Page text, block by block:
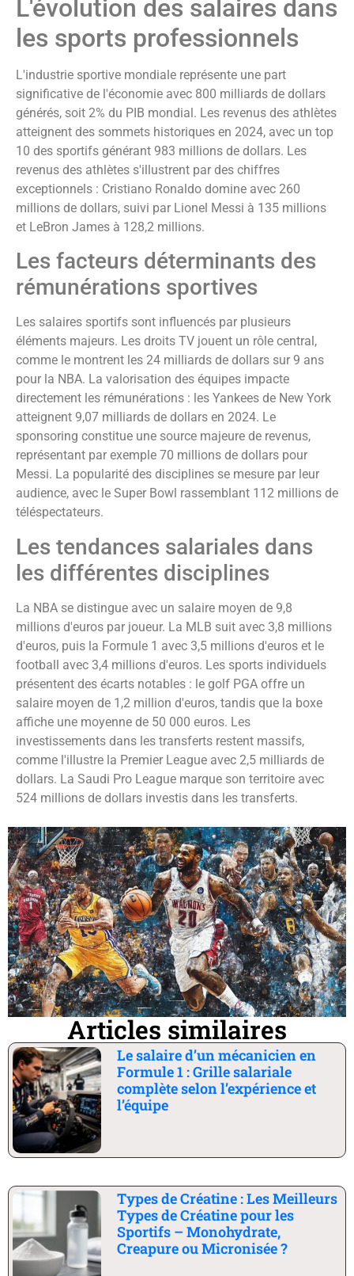
L'évolution des salaires dans
les sports professionnels
L'industrie sportive mondiale représente une part
significative de l'économie avec 800 milliards de dollars
générés, soit 2% du PIB mondial. Les revenus des athlètes
atteignent des sommets historiques en 2024, avec un top
10 des sportifs générant 983 millions de dollars. Les
revenus des athlètes s'illustrent par des chiffres
exceptionnels : Cristiano Ronaldo domine avec 260
millions de dollars, suivi par Lionel Messi à 135 millions
et LeBron James à 128,2 millions.
Les facteurs déterminants des
rémunérations sportives
Les salaires sportifs sont influencés par plusieurs
éléments majeurs. Les droits TV jouent un rôle central,
comme le montrent les 24 milliards de dollars sur 9 ans
pour la NBA. La valorisation des équipes impacte
directement les rémunérations : les Yankees de New York
atteignent 9,07 milliards de dollars en 2024. Le
sponsoring constitue une source majeure de revenus,
représentant par exemple 70 millions de dollars pour
Messi. La popularité des disciplines se mesure par leur
audience, avec le Super Bowl rassemblant 112 millions de
téléspectateurs.
Les tendances salariales dans
les différentes disciplines
La NBA se distingue avec un salaire moyen de 9,8
millions d'euros par joueur. La MLB suit avec 3,8 millions
d'euros, puis la Formule 1 avec 3,5 millions d'euros et le
football avec 3,4 millions d'euros. Les sports individuels
présentent des écarts notables : le golf PGA offre un
salaire moyen de 1,2 million d'euros, tandis que la boxe
affiche une moyenne de 50 000 euros. Les
investissements dans les transferts restent massifs,
comme l'illustre la Premier League avec 2,5 milliards de
dollars. La Saudi Pro League marque son territoire avec
524 millions de dollars investis dans les transferts.
Articles similaires
Le salaire d’un mécanicien en
Formule 1 : Grille salariale
complète selon l’expérience et
l’équipe
Types de Créatine : Les Meilleurs
Types de Créatine pour les
Sportifs – Monohydrate,
Creapure ou Micronisée ?